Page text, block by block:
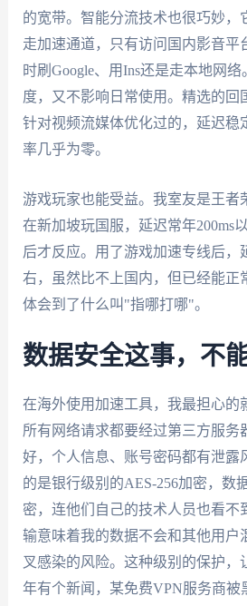
的宽带。智能分流技术也很巧妙，
走加速通道，只有访问国内影音平
时刷Google、用Ins还是走本地网
度，又不影响日常使用。精选的回
针对视频流媒体优化过的，延迟稳
率几乎为零。
游戏玩家也能受益。我室友是王者
在新加坡玩国服，延迟常年200ms
后才反应。用了游戏加速专线后，
右，虽然比不上国内，但已经能正
体会到了什么叫"指哪打哪"。
数据安全这事，不
在海外使用加速工具，我最担心的
所有网络请求都要经过第三方服务
好，个人信息、账号密码都有泄露
的是银行级别的AES-256加密，数
密，连他们自己的技术人员也看不
输意味着我的数据不会和其他用户
叉感染的风险。这种级别的保护，
年有个新闻，某免费VPN服务商被